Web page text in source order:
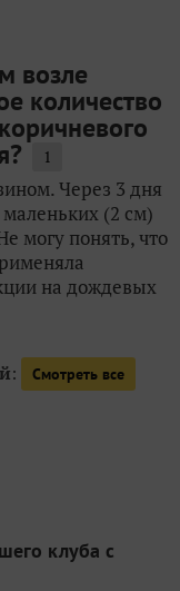
возле
количество
1
Через 3 дня
маленьких (2 см)
могу понять, что
на дождевых
: Смотреть все
клуба с